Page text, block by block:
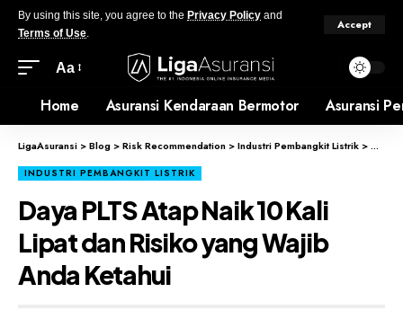
By using this site, you agree to the Privacy Policy and
Terms of Use.
Accept
Aa
Home Asuransi Kendaraan Bermotor Asuransi
LigaAsuransi >Blog >Risk Recommendation >Industri Pembangkit Listrik >Daya
INDUSTRI PEMBANGKIT LISTRIK
Daya PLTS Atap Naik 10 Kali
Lipat dan Risiko yang Wajib
Anda Ketahui